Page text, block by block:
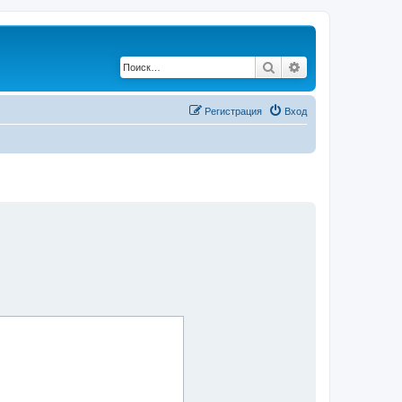
Поиск
Вход
Регистрация